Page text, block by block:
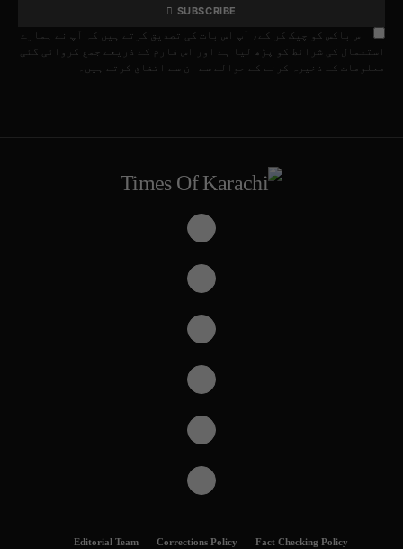
SUBSCRIBE
اس باکس کو چیک کر کے، آپ اس بات کی تصدیق کرتے ہیں کہ آپ نے ہمارے
استعمال کی شرائط کو پڑھ لیا ہے اور اس فارم کے ذریعے جمع کروائی گئی
معلومات کے ذخیرہ کرنے کے حوالے سے ان سے اتفاق کرتے ہیں۔
Fact Checking Policy
Corrections Policy
Editorial Team